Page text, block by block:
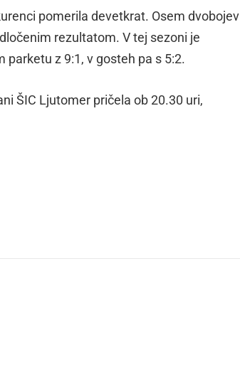
pomerila devetkrat. Osem dvobojev
rezultatom. V tej sezoni je
parketu z 9:1, v gosteh pa s 5:2.
ŠIC Ljutomer pričela ob 20.30 uri,